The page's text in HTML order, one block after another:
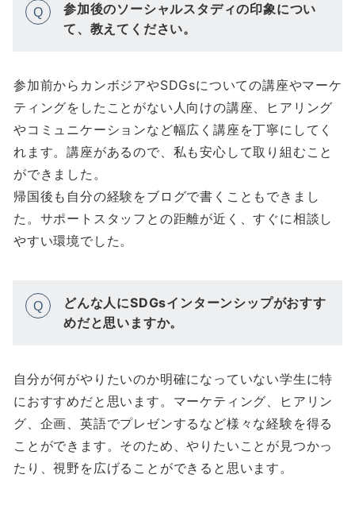
Q
参加後のソーシャルスタディの印象につい
て、教えてください。
参加前からカンボジアやSDGsについての講座やマーケ
ティングをしたことがない人向けの講座、ヒアリング
やコミュニケーションなど幅広く講座を丁寧にしてく
れます。講座があるので、私も安心して取り組むこと
ができました。
帰国後も自分の経験をブログで書くこともできまし
た。サポートスタッフとの距離が近く、すぐに相談し
やすい環境でした。
Q
どんな人にSDGsインターンシップがおすす
めだと思いますか。
自分が何がやりたいのか明確になっていない学生に特
におすすめだと思います。マーケティング、ヒアリン
グ、企画、英語でプレゼンするなど様々な経験を得る
ことができます。そのため、やりたいことが見つかっ
たり、視野を広げることができると思います。